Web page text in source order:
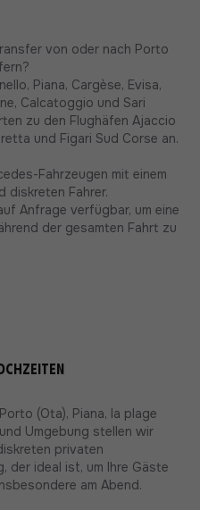
von oder nach Porto
Piana, Cargèse, Evisa,
Calcatoggio und Sari
zu den Flughäfen Ajaccio
und Figari Sud Corse an.
Fahrzeugen mit einem
diskreten Fahrer.
Anfrage verfügbar, um eine
der gesamten Fahrt zu
(Ota), Piana, la plage
Umgebung stellen wir
privaten
der ideal ist, um Ihre Gäste
am Abend.